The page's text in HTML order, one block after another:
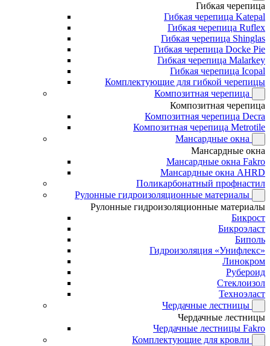
Гибкая черепица
Гибкая черепица Katepal
Гибкая черепица Ruflex
Гибкая черепица Shinglas
Гибкая черепица Docke Pie
Гибкая черепица Malarkey
Гибкая черепица Icopal
Комплектующие для гибкой черепицы
Композитная черепица
Композитная черепица
Композитная черепица Decra
Композитная черепица Metrotile
Мансардные окна
Мансардные окна
Мансардные окна Fakro
Мансардные окна AHRD
Поликарбонатный профнастил
Рулонные гидроизоляционные материалы
Рулонные гидроизоляционные материалы
Бикрост
Бикроэласт
Биполь
Гидроизоляция «Унифлекс»
Линокром
Рубероид
Стеклоизол
Техноэласт
Чердачные лестницы
Чердачные лестницы
Чердачные лестницы Fakro
Комплектующие для кровли